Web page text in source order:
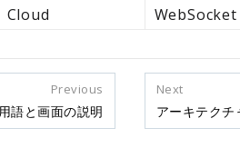
Cloud
WebSocket
Previous
用語と画面の説明
Next
アーキテクチ